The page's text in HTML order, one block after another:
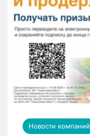
Новости компаний